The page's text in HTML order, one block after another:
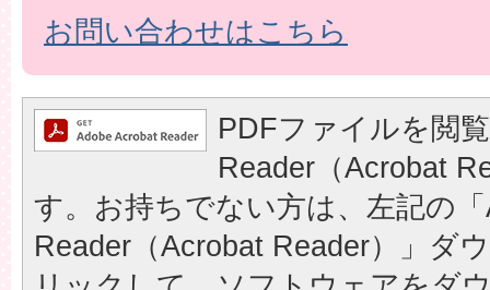
お問い合わせはこちら
PDFファイルを閲
Reader（Acrobat
す。お持ちでない方は、左記の
Reader（Acrobat Reader）」ダ